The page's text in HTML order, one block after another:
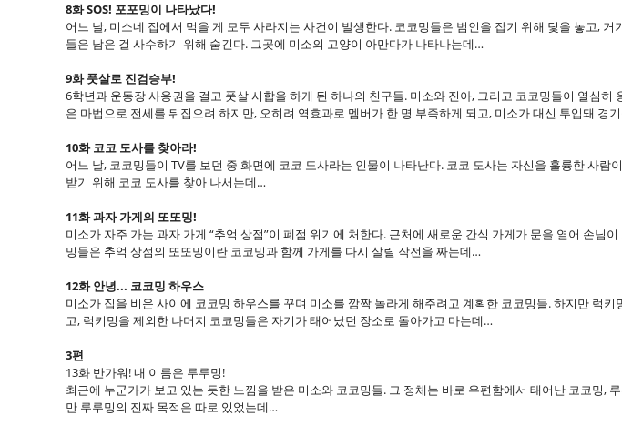
8화 SOS! 포포밍이 나타났다!
어느 날, 미소네 집에서 먹을 게 모두 사라지는 사건이 발생한다. 코코밍들은 범인을 잡기 위해 덫을 놓고,
들은 남은 걸 사수하기 위해 숨긴다. 그곳에 미소의 고양이 아만다가 나타나는데…
9화 풋살로 진검승부!
6학년과 운동장 사용권을 걸고 풋살 시합을 하게 된 하나의 친구들. 미소와 진아, 그리고 코코밍들이 열심
은 마법으로 전세를 뒤집으려 하지만, 오히려 역효과로 멤버가 한 명 부족하게 되고, 미소가 대신 투입돼 경
10화 코코 도사를 찾아라!
어느 날, 코코밍들이 TV를 보던 중 화면에 코코 도사라는 인물이 나타난다. 코코 도사는 자신을 훌륭한 사
받기 위해 코코 도사를 찾아 나서는데…
11화 과자 가게의 또또밍!
미소가 자주 가는 과자 가게 “추억 상점”이 폐점 위기에 처한다. 근처에 새로운 간식 가게가 문을 열어 손
밍들은 추억 상점의 또또밍이란 코코밍과 함께 가게를 다시 살릴 작전을 짜는데…
12화 안녕... 코코밍 하우스
미소가 집을 비운 사이에 코코밍 하우스를 꾸며 미소를 깜짝 놀라게 해주려고 계획한 코코밍들. 하지만 럭
고, 럭키밍을 제외한 나머지 코코밍들은 자기가 태어났던 장소로 돌아가고 마는데…
3편
13화 반가워! 내 이름은 루루밍!
최근에 누군가가 보고 있는 듯한 느낌을 받은 미소와 코코밍들. 그 정체는 바로 우편함에서 태어난 코코밍,
만 루루밍의 진짜 목적은 따로 있었는데…